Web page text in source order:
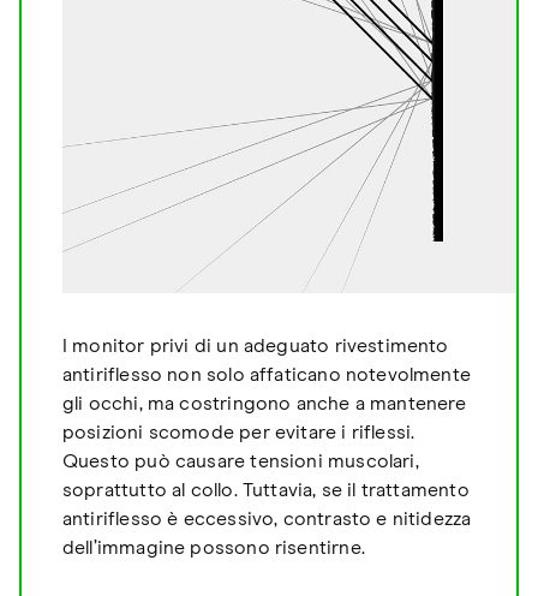
I monitor privi di un adeguato rivestimento
antiriflesso non solo affaticano notevolmente
gli occhi, ma costringono anche a mantenere
posizioni scomode per evitare i riflessi.
Questo può causare tensioni muscolari,
soprattutto al collo. Tuttavia, se il trattamento
antiriflesso è eccessivo, contrasto e nitidezza
dell’immagine possono risentirne.